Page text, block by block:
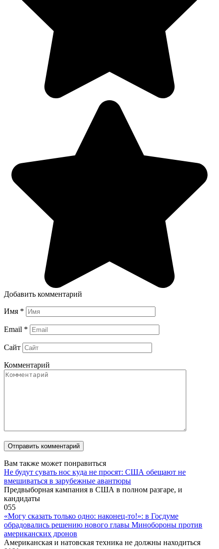
Добавить комментарий
Имя *
Email *
Сайт
Комментарий
Вам также может понравиться
Не будут сувать нос куда не просят: США обещают не
вмешиваться в зарубежные авантюры
Предвыборная кампания в США в полном разгаре, и
кандидаты
055
«Могу сказать только одно: наконец-то!»: в Госдуме
обрадовались решению нового главы Минобороны против
американских дронов
Американская и натовская техника не должны находиться